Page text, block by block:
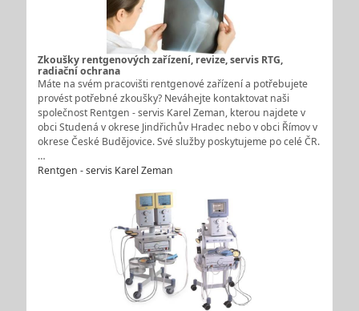
Zkoušky rentgenových zařízení, revize, servis RTG,
radiační ochrana
Máte na svém pracovišti rentgenové zařízení a potřebujete
provést potřebné zkoušky? Neváhejte kontaktovat naši
společnost Rentgen - servis Karel Zeman, kterou najdete v
obci Studená v okrese Jindřichův Hradec nebo v obci Římov v
okrese České Budějovice. Své služby poskytujeme po celé ČR.
…
Rentgen - servis Karel Zeman